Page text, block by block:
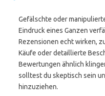
Gefälschte oder
Eindruck eines Ganzen
Rezensionen echt wirken,
Käufe oder detaillierte
Bewertungen ähnlich
solltest du skeptisch sein
hinzuziehen.